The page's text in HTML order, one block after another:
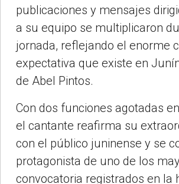
publicaciones y mensajes
a su equipo se multiplicaron
jornada, reflejando el enorme
expectativa que existe en
de Abel Pintos.
Con dos funciones agotadas
el cantante reafirma su
con el público juninense y se
protagonista de uno de los
convocatoria registrados en la